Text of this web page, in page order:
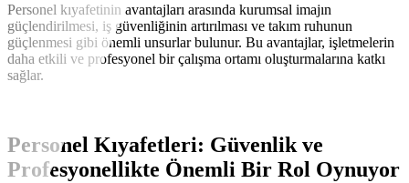
Personel kıyafetinin avantajları arasında kurumsal imajın
güçlendirilmesi, iş güvenliğinin artırılması ve takım ruhunun
güçlenmesi gibi önemli unsurlar bulunur. Bu avantajlar, işletmelerin
daha etkili ve profesyonel bir çalışma ortamı oluşturmalarına katkı
sağlar.
Personel Kıyafetleri: Güvenlik ve
Profesyonellikte Önemli Bir Rol Oynuyor